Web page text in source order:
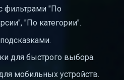
"По
"По категории".
для быстрого выбора.
мобильных устройств.